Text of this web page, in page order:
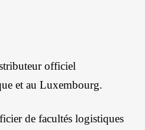
officiel
et au Luxembourg.
de facultés logistiques